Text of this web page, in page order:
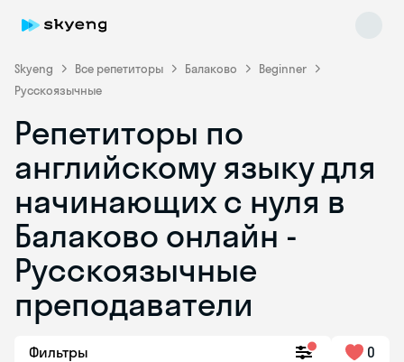
Skyeng Все репетиторы Балаково
Beginner
Русскоязычные
Репетиторы по
английскому языку для
начинающих с нуля в
Балаково онлайн -
Русскоязычные
преподаватели
Фильтры 0
Skyeng Chat